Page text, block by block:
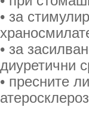
• за
• за
диуретични
• пресните